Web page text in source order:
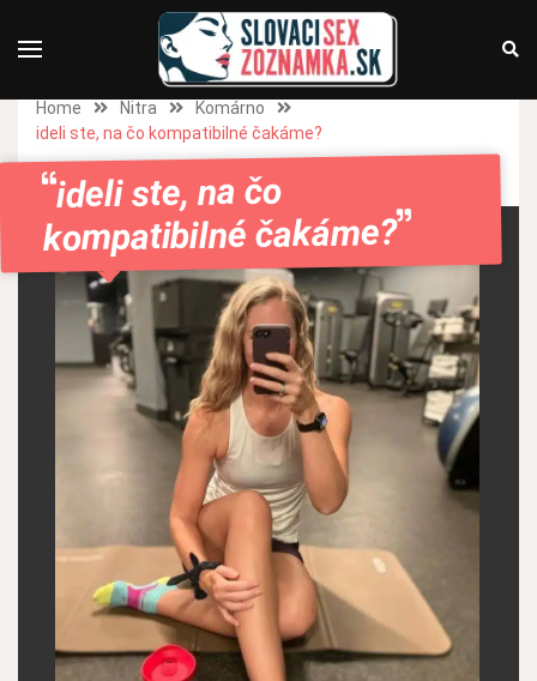
Home Nitra
Komárno
ideli ste, na čo kompatibilné čakáme?
ideli ste, na čo
kompatibilné čakáme?